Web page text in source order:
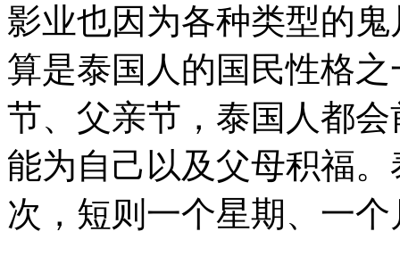
影业也因为各种类型的
算是泰国人的国民性格
节、父亲节，泰国人都
能为自己以及父母积福
次，短则一个星期、一